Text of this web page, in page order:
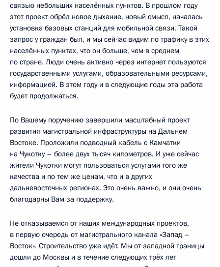
связью небольших населённых пунктов. В прошлом году
этот проект обрёл новое дыхание, новый смысл, началась
установка базовых станций для мобильной связи. Такой
запрос у граждан был, и мы сейчас видим по трафику в этих
населённых пунктах, что он больше, чем в среднем
по стране. Люди очень активно через интернет пользуются
государственными услугами, образовательными ресурсами,
информацией. В этом году и в следующие годы эта работа
будет продолжаться.
По Вашему поручению завершили масштабный проект
развития магистральной инфраструктуры на Дальнем
Востоке. Проложили подводный кабель с Камчатки
на Чукотку – более двух тысяч километров. И уже сейчас
жители Чукотки могут пользоваться услугами того же
качества и по тем же ценам, что и в других
дальневосточных регионах. Это очень важно, и они очень
благодарны Вам за поддержку.
Не отказываемся от наших международных проектов,
в первую очередь от магистрального канала «Запад –
Восток». Строительство уже идёт. Мы от западной границы
дошли до Москвы и в течение следующих трёх лет